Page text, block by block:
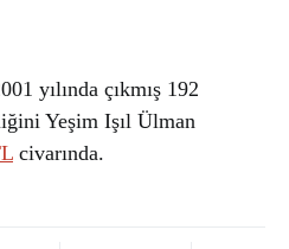
yılında çıkmış 192
Yeşim Işıl Ülman
civarında.